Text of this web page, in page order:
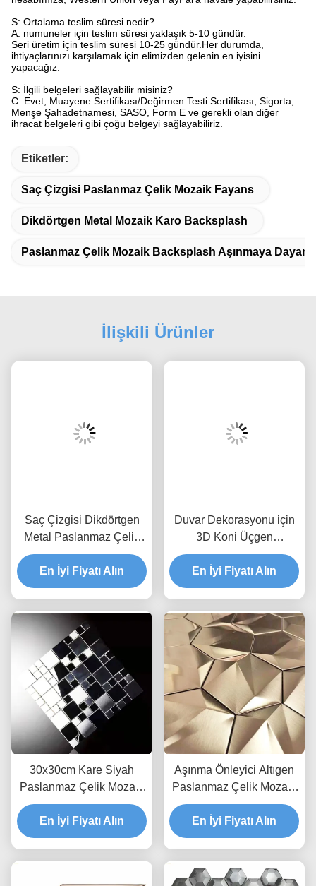
S: Ortalama teslim süresi nedir?
A: numuneler için teslim süresi yaklaşık 5-10 gündür.
Seri üretim için teslim süresi 10-25 gündür.Her durumda,
ihtiyaçlarınızı karşılamak için elimizden gelenin en iyisini
yapacağız.
S: İlgili belgeleri sağlayabilir misiniz?
C: Evet, Muayene Sertifikası/Değirmen Testi Sertifikası, Sigorta,
Menşe Şahadetnamesi, SASO, Form E ve gerekli olan diğer
ihracat belgeleri gibi çoğu belgeyi sağlayabiliriz.
Etiketler:
Saç Çizgisi Paslanmaz Çelik Mozaik Fayans
Dikdörtgen Metal Mozaik Karo Backsplash
Paslanmaz Çelik Mozaik Backsplash Aşınmaya
İlişkili Ürünler
Saç Çizgisi Dikdörtgen
Metal Paslanmaz Çelik
Mozaik Fayans
Backsplash Yıpranmaz
En İyi Fiyatı Alın
Duvar Dekorasyonu için
3D Koni Üçgen
Paslanmaz Çelik Mozaik
Karo JIS Gümüş Altın
En İyi Fiyatı Alın
30x30cm Kare Siyah
Paslanmaz Çelik Mozaik
Karo Metal Mozaik
Backsplash
En İyi Fiyatı Alın
Aşınma Önleyici Altıgen
Paslanmaz Çelik Mozaik
Fayans Gül Altın Safir
Mavi JIS
En İyi Fiyatı Alın